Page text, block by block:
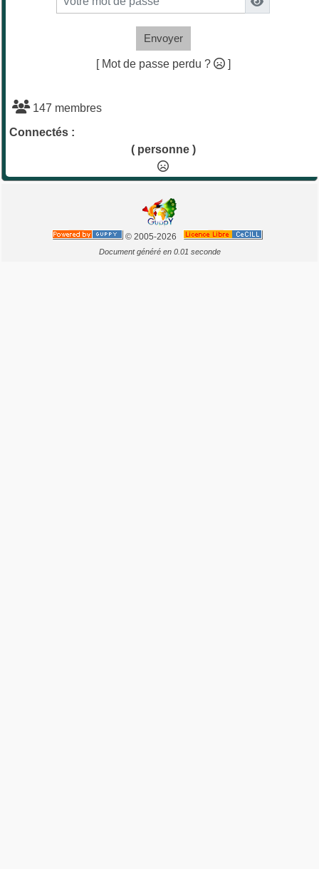
Envoyer
[ Mot de passe perdu ? ]
147 membres
Connectés :
( personne )
© 2005-2026
Document généré en 0.01 seconde